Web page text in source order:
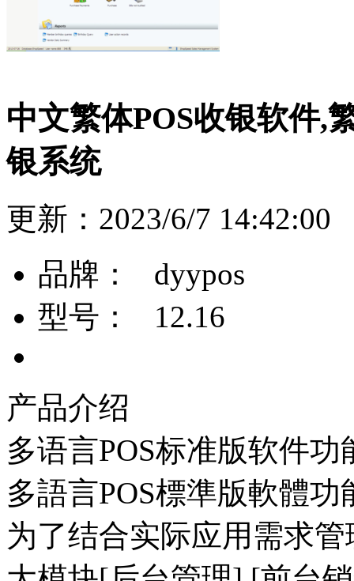
中文繁体POS收银软件,
银系统
更新：2023/6/7
品牌：
dyypos
型号：
12.16
产品介绍
多语言POS标准版软件功
多語言POS標準版軟體功
为了结合实际应用需求